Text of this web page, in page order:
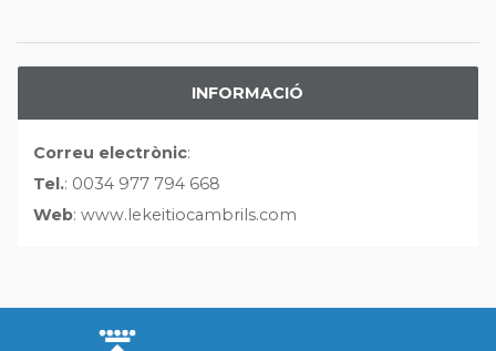
INFORMACIÓ
Correu electrònic:
Tel.: 0034 977 794 668
Web: www.lekeitiocambrils.com